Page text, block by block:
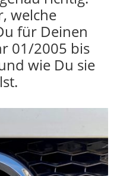
welche
für Deinen
01/2005 bis
wie Du sie